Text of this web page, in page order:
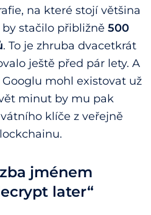
na které stojí většina
stačilo přibližně 500
. To je zhruba dvacetkrát
ještě před pár lety. A
mohl existovat už
minut by mu pak
klíče z veřejně
jménem
later“